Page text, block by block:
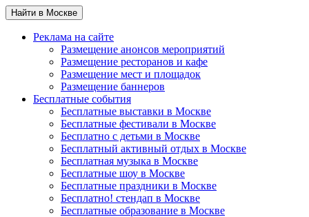
Найти в Москве
Реклама на сайте
Размещение анонсов мероприятий
Размещение ресторанов и кафе
Размещение мест и площадок
Размещение баннеров
Бесплатные события
Бесплатные выставки в Москве
Бесплатные фестивали в Москве
Бесплатно с детьми в Москве
Бесплатный активный отдых в Москве
Бесплатная музыка в Москве
Бесплатные шоу в Москве
Бесплатные праздники в Москве
Бесплатно! стендап в Москве
Бесплатные образование в Москве